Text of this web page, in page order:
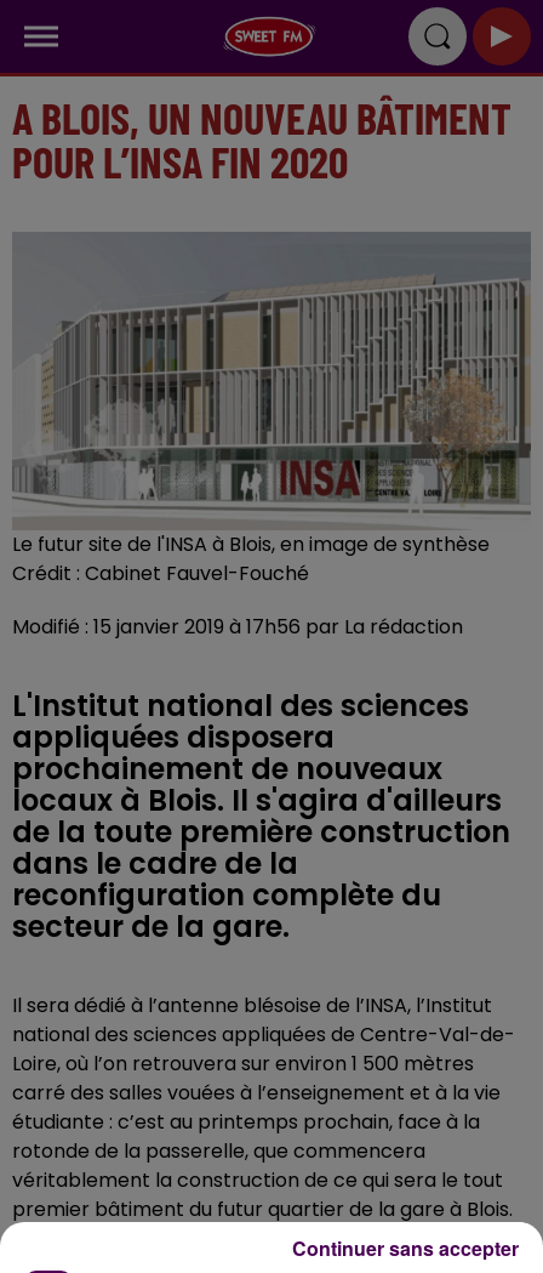
A BLOIS, UN NOUVEAU BÂTIMENT
POUR L’INSA FIN 2020
Le futur site de l'INSA à Blois, en image de synthèse
Crédit : Cabinet Fauvel-Fouché
Modifié : 15 janvier 2019 à 17h56 par La rédaction
L'Institut national des sciences
appliquées disposera
prochainement de nouveaux
locaux à Blois. Il s'agira d'ailleurs
de la toute première construction
dans le cadre de la
reconfiguration complète du
secteur de la gare.
Il sera dédié à l’antenne blésoise de l’INSA, l’Institut
national des sciences appliquées de Centre-Val-de-
Loire, où l’on retrouvera sur environ 1 500 mètres
carré des salles vouées à l’enseignement et à la vie
étudiante : c’est au printemps prochain, face à la
rotonde de la passerelle, que commencera
véritablement la construction de ce qui sera le tout
premier bâtiment du futur quartier de la gare à Blois.
Continuer sans accepter